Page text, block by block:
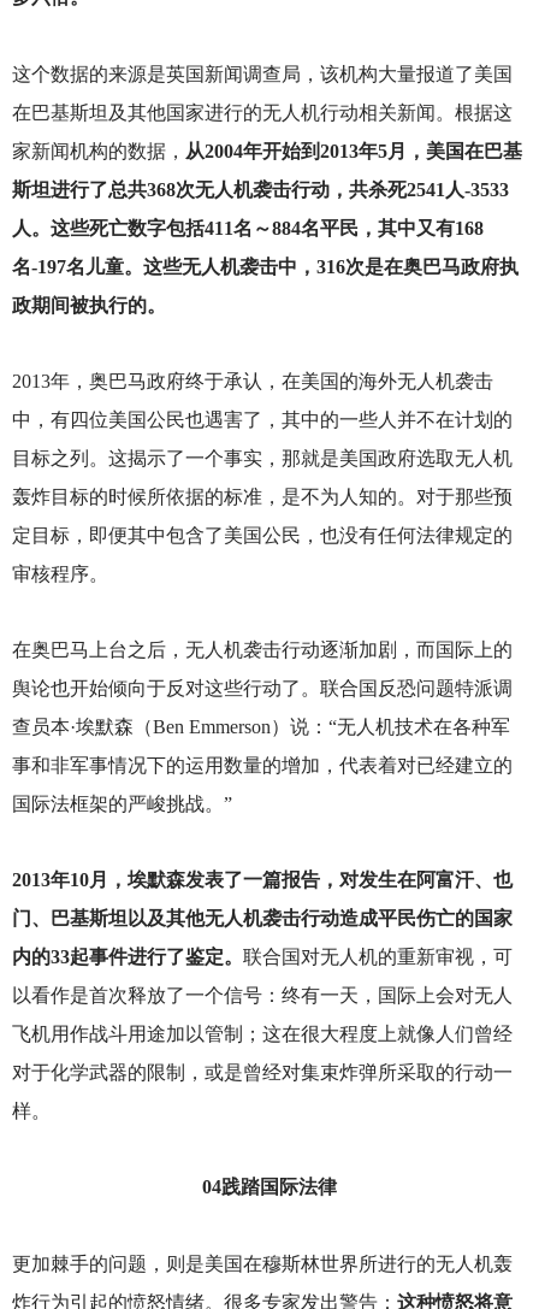
这个数据的来源是英国新闻调查局，该机构大量报道了美国
在巴基斯坦及其他国家进行的无人机行动相关新闻。根据这
家新闻机构的数据， 从2004年开始到2013年5月，美国在巴基
斯坦进行了总共368次无人机袭击行动，共杀死2541人-3533
人。这些死亡数字包括411名～884名平民，其中又有168
名-197名儿童。这些无人机袭击中，316次是在奥巴马政府执
政期间被执行的。
2013年，奥巴马政府终于承认，在美国的海外无人机袭击
中，有四位美国公民也遇害了，其中的一些人并不在计划的
目标之列。这揭示了一个事实，那就是美国政府选取无人机
轰炸目标的时候所依据的标准，是不为人知的。对于那些预
定目标，即便其中包含了美国公民，也没有任何法律规定的
审核程序。
在奥巴马上台之后，无人机袭击行动逐渐加剧，而国际上的
舆论也开始倾向于反对这些行动了。联合国反恐问题特派调
查员本·埃默森（Ben Emmerson）说：“无人机技术在各种军
事和非军事情况下的运用数量的增加，代表着对已经建立的
国际法框架的严峻挑战。”
2013年10月，埃默森发表了一篇报告，对发生在阿富汗、也
门、巴基斯坦以及其他无人机袭击行动造成平民伤亡的国家
内的33起事件进行了鉴定。 联合国对无人机的重新审视，可
以看作是首次释放了一个信号：终有一天，国际上会对无人
飞机用作战斗用途加以管制；这在很大程度上就像人们曾经
对于化学武器的限制，或是曾经对集束炸弹所采取的行动一
样。
04践踏国际法律
更加棘手的问题，则是美国在穆斯林世界所进行的无人机轰
炸行为引起的愤怒情绪。很多专家发出警告： 这种愤怒将意